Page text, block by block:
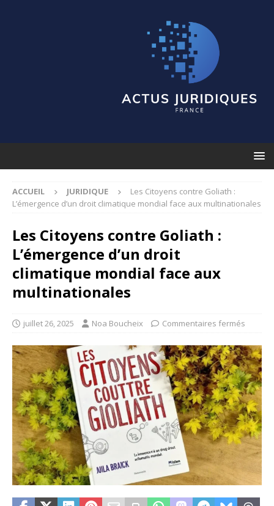
ACCUEIL JURIDIQUE
Les Citoyens contre Goliath :
L’émergence d’un droit climatique mondial face aux multinationales
Les Citoyens contre Goliath :
L’émergence d’un droit
climatique mondial face aux
multinationales
juillet 26, 2025 Noa Boucheix Commentaires fermés